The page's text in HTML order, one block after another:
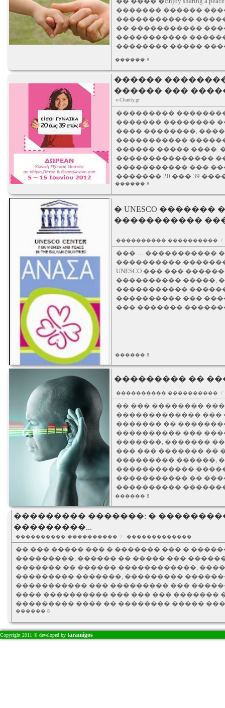
������� ������
������������
�� �����������
�����������
�������� �����
������ 8
������
������ ���
e-Charity.gr
���������
������� ��������
���� ��������,
�����������
������ ����� ����.
���������������
����������� ���
������� 20 ��� 39
������ 8
� UNESCO
�����������
���������� ����������
��� … �����������
����������
UNESCO ��� ���
���������� �����,
�����������
���������� ���
��� �������
������ 8
��������� ��
���������� ����������
�� ��� ��������
������������� ���
������� ��
���������� ���
�������, �������
��� ��� ������� ��
��������� ������,
������������
����������� ��
����������
������ 8
��������� �������: �
���������...
���������� ���������� / �������������
�� ��� ����� ��� � ������� ��� �
���������, ������ �� ����� ���
������� �� ������ ������������,
��������� �������, ���������
����������� ��� ��������� ���
���� ���������� ��� ��� ��� �������
��������� ���� �� �������� �����
������ 8
Copyright 2011 © developed by taramigos